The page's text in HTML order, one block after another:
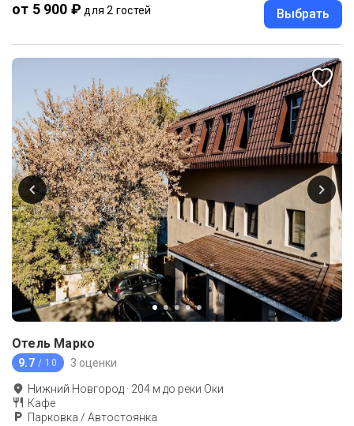
от 5 900 ₽ для 2 гостей Выбрать
Отель Марко
9.7 / 10 3 оценки
Нижний Новгород · 204 м до реки Оки
Кафе
Парковка / Автостоянка